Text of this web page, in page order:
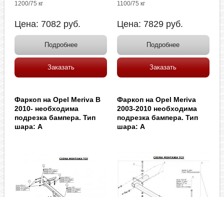
1200/75 кг
Цена: 7082 руб.
Подробнее
Заказать
1100/75 кг
Цена: 7829 руб.
Подробнее
Заказать
Фаркоп на Opel Meriva B
2010- необходима
подрезка бампера. Тип
шара: A
Фаркоп на Opel Meriva
2003-2010 необходима
подрезка бампера. Тип
шара: A